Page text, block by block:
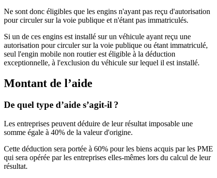
Ne sont donc éligibles que les engins n'ayant pas reçu d'autorisation
pour circuler sur la voie publique et n'étant pas immatriculés.
Si un de ces engins est installé sur un véhicule ayant reçu une
autorisation pour circuler sur la voie publique ou étant immatriculé,
seul l'engin mobile non routier est éligible à la déduction
exceptionnelle, à l'exclusion du véhicule sur lequel il est installé.
Montant de l’aide
De quel type d’aide s’agit-il ?
Les entreprises peuvent déduire de leur résultat imposable une
somme égale à 40% de la valeur d'origine.
Cette déduction sera portée à 60% pour les biens acquis par les PME
qui sera opérée par les entreprises elles-mêmes lors du calcul de leur
résultat.